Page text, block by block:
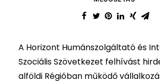
A Horizont Humánszolgáltató és
Szociális Szövetkezet felhívást
alföldi Régióban működő